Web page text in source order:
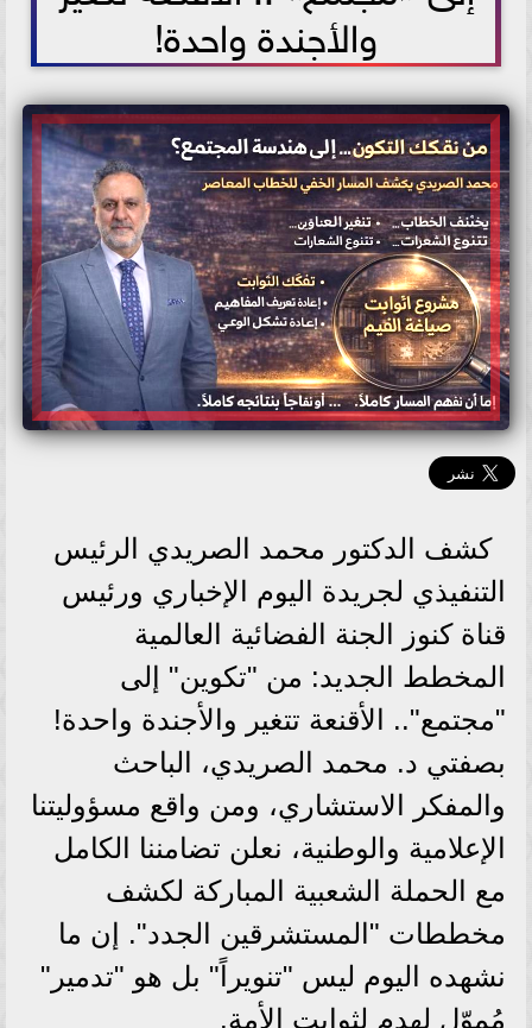
والأجندة واحدة!
كشف الدكتور محمد الصريدي الرئيس
التنفيذي لجريدة اليوم الإخباري ورئيس
قناة كنوز الجنة الفضائية العالمية
المخطط الجديد: من "تكوين" إلى
"مجتمع".. الأقنعة تتغير والأجندة واحدة!
بصفتي د. محمد الصريدي، الباحث
والمفكر الاستشاري، ومن واقع مسؤوليتنا
الإعلامية والوطنية، نعلن تضامننا الكامل
مع الحملة الشعبية المباركة لكشف
مخططات "المستشرقين الجدد". إن ما
نشهده اليوم ليس "تنويراً" بل هو "تدمير"
مُموّل لهدم لثوابت الأمة.